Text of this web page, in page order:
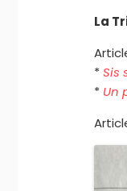
La
*Sis
* Un